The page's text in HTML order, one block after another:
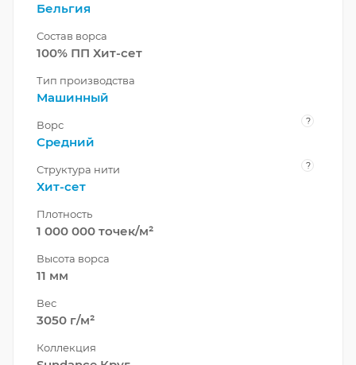
Бельгия
Состав ворса
100% ПП Хит-сет
Тип производства
Машинный
Ворс ?
Средний
Структура нити ?
Хит-сет
Плотность
1 000 000 точек/м²
Высота ворса
11 мм
Вес
3050 г/м²
Коллекция